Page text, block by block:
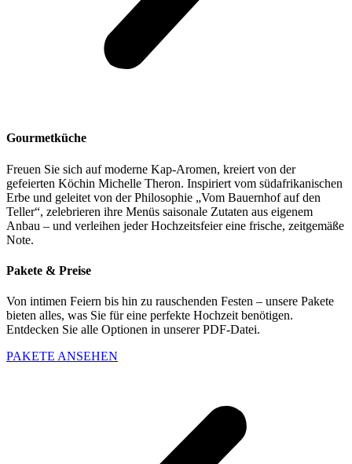
Gourmetküche
Freuen Sie sich auf moderne Kap-Aromen, kreiert von der
gefeierten Köchin Michelle Theron. Inspiriert vom südafrikanischen
Erbe und geleitet von der Philosophie „Vom Bauernhof auf den
Teller“, zelebrieren ihre Menüs saisonale Zutaten aus eigenem
Anbau – und verleihen jeder Hochzeitsfeier eine frische, zeitgemäße
Note.
Pakete & Preise
Von intimen Feiern bis hin zu rauschenden Festen – unsere Pakete
bieten alles, was Sie für eine perfekte Hochzeit benötigen.
Entdecken Sie alle Optionen in unserer PDF-Datei.
PAKETE ANSEHEN